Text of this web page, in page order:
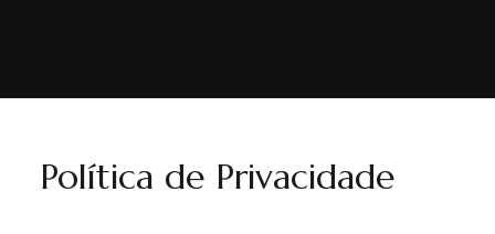
Política de Privacidade